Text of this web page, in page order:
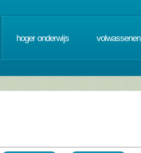
hoger onderwijs volwassenen